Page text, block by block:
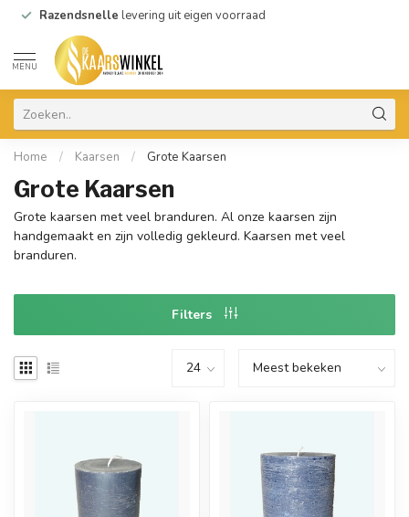
Razendsnelle levering uit eigen voorraad
MENU
Home / Kaarsen / Grote Kaarsen
Grote Kaarsen
Grote kaarsen met veel branduren. Al onze kaarsen zijn
handgemaakt en zijn volledig gekleurd. Kaarsen met veel
branduren.
Filters